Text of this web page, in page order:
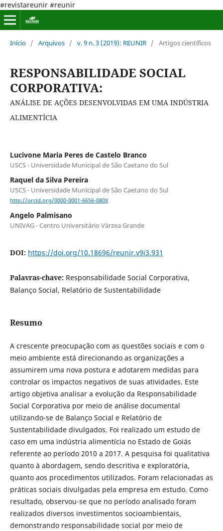
#revistareunir #reunir
Início / Arquivos / v. 9 n. 3 (2019): REUNIR / Artigos científicos
RESPONSABILIDADE SOCIAL
CORPORATIVA:
ANÁLISE DE AÇÕES DESENVOLVIDAS EM UMA INDÚSTRIA
ALIMENTÍCIA
Lucivone Maria Peres de Castelo Branco
USCS - Universidade Municipal de São Caetano do Sul
Raquel da Silva Pereira
USCS - Universidade Municipal de São Caetano do Sul
http://orcid.org/0000-0001-6656-080X
Angelo Palmisano
UNIVAG - Centro Universitário Várzea Grande
DOI: https://doi.org/10.18696/reunir.v9i3.931
Palavras-chave: Responsabilidade Social Corporativa,
Balanço Social, Relatório de Sustentabilidade
Resumo
A crescente preocupação com as questões sociais e com o
meio ambiente está direcionando as organizações a
assumirem uma nova postura e adotarem medidas para
controlar os impactos negativos de suas atividades. Este
artigo objetiva analisar a evolução da Responsabilidade
Social Corporativa por meio de análise documental
utilizando-se de Balanço Social e Relatório de
Sustentabilidade divulgados. Foi realizado um estudo de
caso em uma indústria alimentícia no Estado de Goiás
referente ao período 2010 a 2017. A pesquisa foi qualitativa
quanto à abordagem, sendo descritiva e exploratória,
quanto aos procedimentos utilizados. Foram relacionadas as
práticas sociais divulgadas pela empresa em estudo. Como
resultado, observou-se que no período analisado foram
realizados diversos investimentos socioambientais,
demonstrando responsabilidade social por meio de